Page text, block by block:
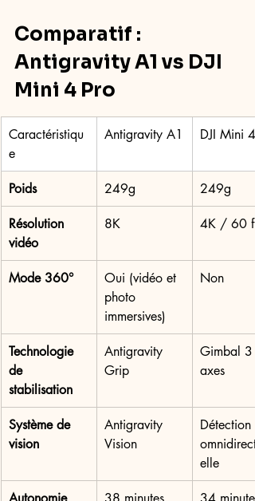
Comparatif :
Antigravity A1 vs DJI
Mini 4 Pro
Caractéristiqu
e
Antigravity A1 DJI Mini 4
Poids 249g 249g
Résolution
vidéo
8K 4K / 60
Mode 360°
Oui (vidéo et
photo
immersives)
Non
Technologie
de
stabilisation
Antigravity
Grip
Gimbal 3
axes
Système de
vision
Antigravity
Vision
Détection
elle